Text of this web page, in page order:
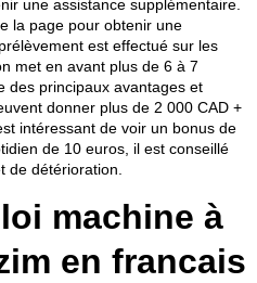
une assistance supplémentaire.
la page pour obtenir une
est effectué sur les
met en avant plus de 6 à 7
des principaux avantages et
donner plus de 2 000 CAD +
intéressant de voir un bonus de
de 10 euros, il est conseillé
de détérioration.
machine à
en francais